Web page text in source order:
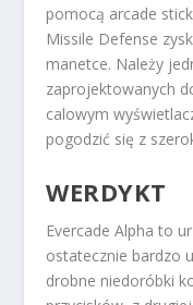
pomocą arcade
Missile Defense
manetce. Należy
zaprojektowanych
calowym
pogodzić się z
WERDYKT
Evercade Alpha to
ostatecznie bardzo
drobne niedoróbki